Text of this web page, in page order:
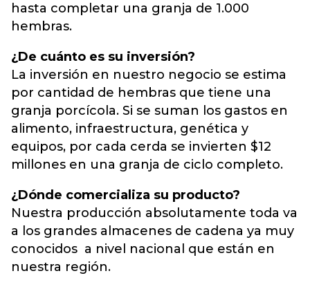
hasta completar una granja de 1.000
hembras.
¿De cuánto es su inversión?
La inversión en nuestro negocio se estima
por cantidad de hembras que tiene una
granja porcícola. Si se suman los gastos en
alimento, infraestructura, genética y
equipos, por cada cerda se invierten $12
millones en una granja de ciclo completo.
¿Dónde comercializa su producto?
Nuestra producción absolutamente toda va
a los grandes almacenes de cadena ya muy
conocidos a nivel nacional que están en
nuestra región.